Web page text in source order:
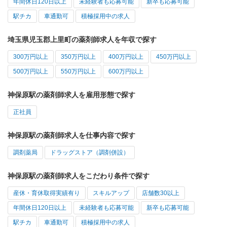
年間休日120日以上 未経験者も応募可能 新卒も応募可能
駅チカ 車通勤可 積極採用中の求人
埼玉県児玉郡上里町の薬剤師求人を年収で探す
300万円以上 350万円以上 400万円以上 450万円以上
500万円以上 550万円以上 600万円以上
神保原駅の薬剤師求人を雇用形態で探す
正社員
神保原駅の薬剤師求人を仕事内容で探す
調剤薬局 ドラッグストア（調剤併設）
神保原駅の薬剤師求人をこだわり条件で探す
産休・育休取得実績有り スキルアップ 店舗数30以上
年間休日120日以上 未経験者も応募可能 新卒も応募可能
駅チカ 車通勤可 積極採用中の求人